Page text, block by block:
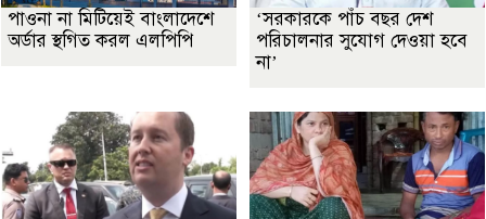
পাওনা না মিটিয়েই বাংলাদেশে
অর্ডার স্থগিত করল এলপিপি
‘সরকারকে পাঁচ বছর দেশ
পরিচালনার সুযোগ দেওয়া হবে
না’